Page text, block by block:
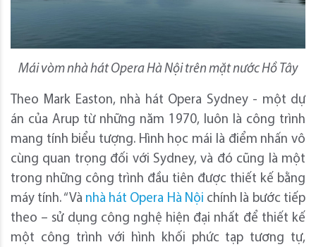
Mái vòm nhà hát Opera Hà Nội trên mặt nước Hồ Tây
Theo Mark Easton, nhà hát Opera Sydney - một dự
án của Arup từ những năm 1970, luôn là công trình
mang tính biểu tượng. Hình học mái là điểm nhấn vô
cùng quan trọng đối với Sydney, và đó cũng là một
trong những công trình đầu tiên được thiết kế bằng
máy tính. “Và nhà hát Opera Hà Nội chính là bước tiếp
theo – sử dụng công nghệ hiện đại nhất để thiết kế
một công trình với hình khối phức tạp tương tự,